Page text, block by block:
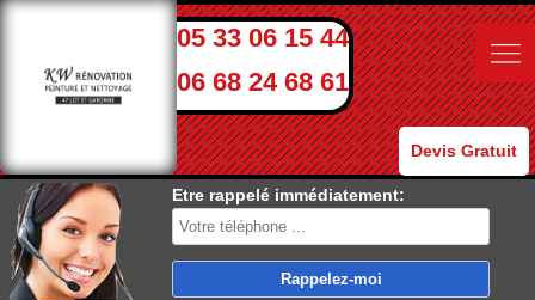
05 33 06 15 44
06 68 24 68 61
Devis Gratuit
Etre rappelé immédiatement: